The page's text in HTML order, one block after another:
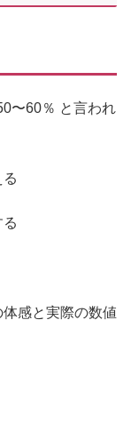
〜60％ と言われ
感と実際の数値